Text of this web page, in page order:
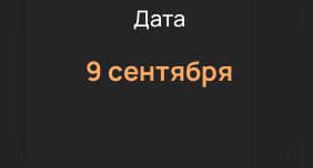
Дата
9 сентября